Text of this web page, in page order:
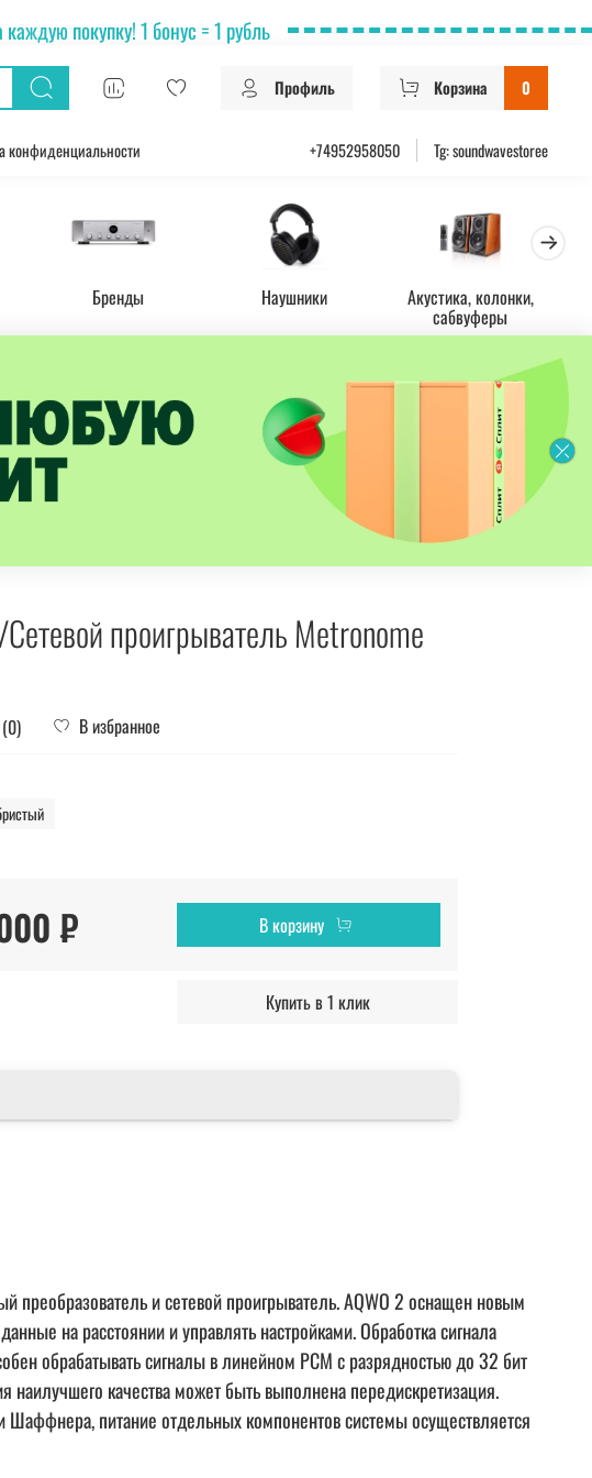
покупку! 1 бонус = 1 рубль
Профиль Корзина 0
конфиденциальности +74952958050 Tg: soundwavestoree
Бренды Наушники Акустика, колонки,
сабвуферы
проигрыватель Metronome
(0) В избранное
₽ В корзину
Купить в 1 клик
и сетевой проигрыватель. AQWO 2 оснащен новым
на расстоянии и управлять настройками. Обработка сигнала
обрабатывать сигналы в линейном PCM с разрядностью до 32 бит
качества может быть выполнена передискретизация.
питание отдельных компонентов системы осуществляется